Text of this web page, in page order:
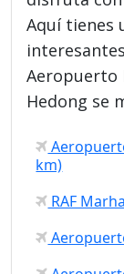
Aquí tienes
Aeropuerto
Hedong se
km)
RAF